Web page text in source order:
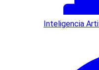
Inteligencia